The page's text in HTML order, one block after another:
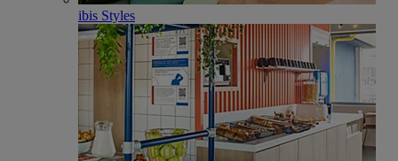
ibis Styles